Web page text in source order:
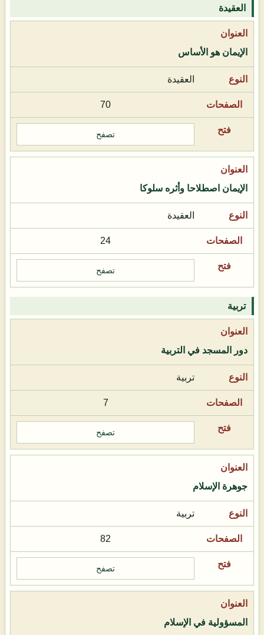
العقيدة
الإيمان هو الأساس
العقيدة
70
تصفح
الإيمان اصطلاحا وأثره سلوكا
العقيدة
24
تصفح
تربية
دور المسجد في التربية
تربية
7
تصفح
جوهرة الإسلام
تربية
82
تصفح
المسؤولية في الإسلام